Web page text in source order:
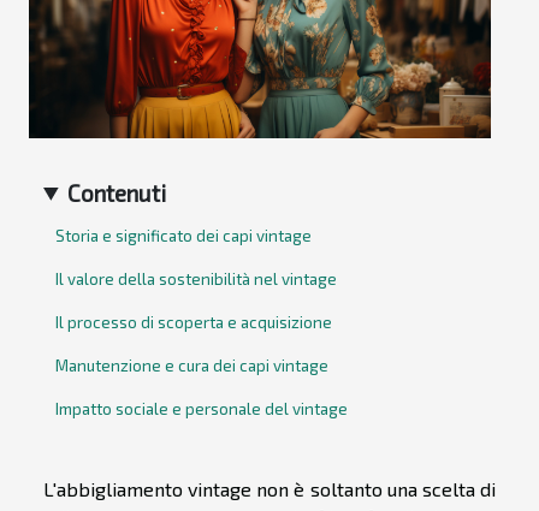
Contenuti
Storia e significato dei capi vintage
Il valore della sostenibilità nel vintage
Il processo di scoperta e acquisizione
Manutenzione e cura dei capi vintage
Impatto sociale e personale del vintage
L'abbigliamento vintage non è soltanto una scelta di